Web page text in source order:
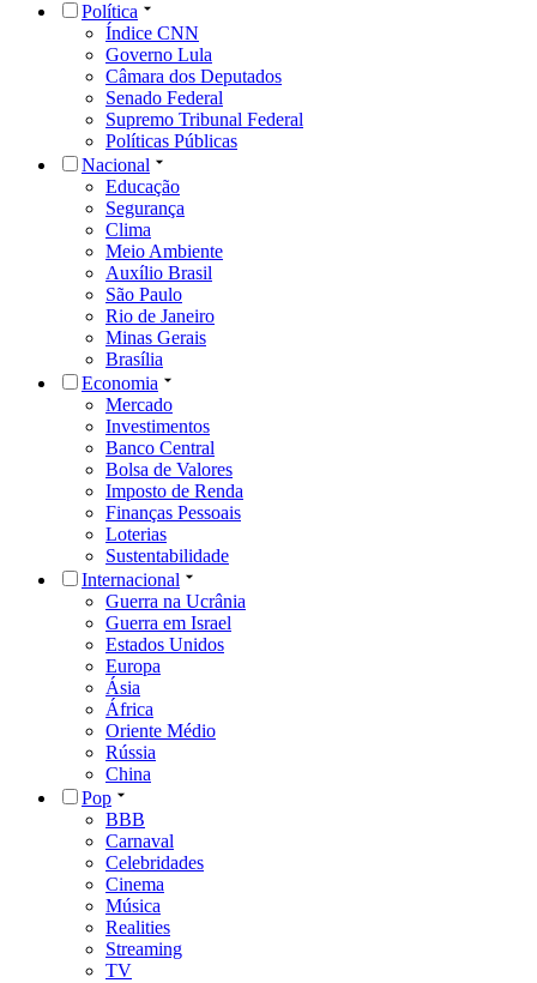
Política
Índice CNN
Governo Lula
Câmara dos Deputados
Senado Federal
Supremo Tribunal Federal
Políticas Públicas
Nacional
Educação
Segurança
Clima
Meio Ambiente
Auxílio Brasil
São Paulo
Rio de Janeiro
Minas Gerais
Brasília
Economia
Mercado
Investimentos
Banco Central
Bolsa de Valores
Imposto de Renda
Finanças Pessoais
Loterias
Sustentabilidade
Internacional
Guerra na Ucrânia
Guerra em Israel
Estados Unidos
Europa
Ásia
África
Oriente Médio
Rússia
China
Pop
BBB
Carnaval
Celebridades
Cinema
Música
Realities
Streaming
TV